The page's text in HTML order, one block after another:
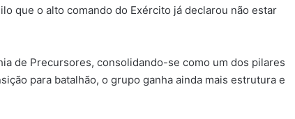
que o alto comando do Exército já declarou não estar
de Precursores, consolidando-se como um dos pilares
para batalhão, o grupo ganha ainda mais estrutura e